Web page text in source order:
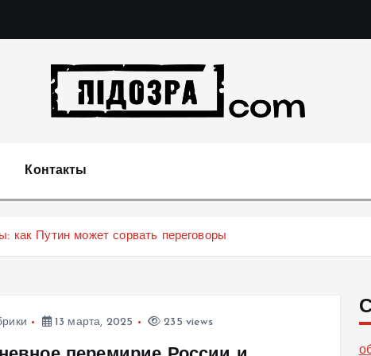
Контакты
как Путин может сорвать переговоры
13 марта, 2025 235 views